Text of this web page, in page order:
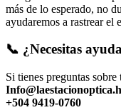
más de lo esperado, no
ayudaremos a rastrear el
📞 ¿Necesitas
Si tienes preguntas
+504 9419-0760